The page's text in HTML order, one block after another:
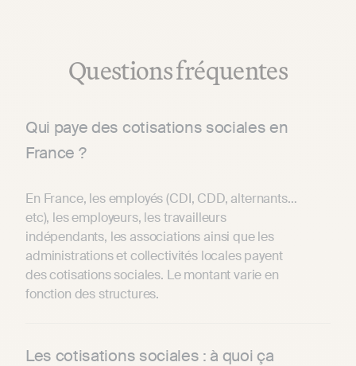
Questions fréquentes
Qui paye des cotisations sociales en
France ?
En France, les employés (CDI, CDD, alternants…
etc), les employeurs, les travailleurs
indépendants, les associations ainsi que les
administrations et collectivités locales payent
des cotisations sociales. Le montant varie en
fonction des structures.
Les cotisations sociales : à quoi ça